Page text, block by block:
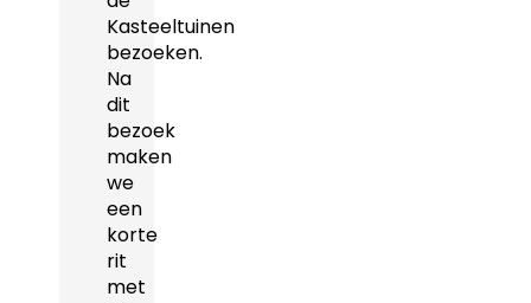
Kasteeltuinen
bezoeken.
Na
dit
bezoek
maken
we
een
korte
rit
met